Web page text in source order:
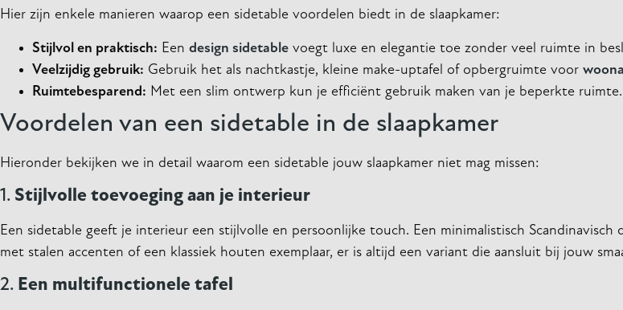
Hier zijn enkele manieren waarop een sidetable voordelen biedt in de slaapkamer:
Stijlvol en praktisch: Een design sidetable voegt luxe en elegantie toe zonder veel ruimte in
Veelzijdig gebruik: Gebruik het als nachtkastje, kleine make-uptafel of opbergruimte voor
Ruimtebesparend: Met een slim ontwerp kun je efficiënt gebruik maken van je beperkte ruimte.
Voordelen van een sidetable in de slaapkamer
Hieronder bekijken we in detail waarom een sidetable jouw slaapkamer niet mag missen:
1. Stijlvolle toevoeging aan je interieur
Een sidetable geeft je interieur een stijlvolle en persoonlijke touch. Een minimalistisch Scandinavisch
met stalen accenten of een klassiek houten exemplaar, er is altijd een variant die aansluit bij jouw
2. Een multifunctionele tafel